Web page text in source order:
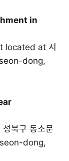
in
located at 서
dong,
북구 동소문
dong,